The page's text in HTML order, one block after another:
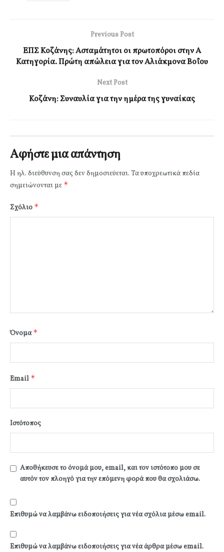
Previous Post
ΕΠΣ Κοζάνης: Ασταμάτητοι οι πρωτοπόροι στην Α
Κατηγορία. Πρώτη απώλεια για τον Αλιάκμονα Βοΐου
Next Post
Κοζάνη: Συναυλία για την ημέρα της γυναίκας
Αφήστε μια απάντηση
Η ηλ. διεύθυνση σας δεν δημοσιεύεται. Τα υποχρεωτικά πεδία
σημειώνονται με *
Σχόλιο *
Όνομα*
Email *
Ιστότοπος
Αποθήκευσε το όνομά μου, email, και τον ιστότοπο μου σε
αυτόν τον πλοηγό για την επόμενη φορά που θα σχολιάσω.
Επιθυμώ να λαμβάνω ειδοποιήσεις για νέα σχόλια μέσω email.
Επιθυμώ να λαμβάνω ειδοποιήσεις για νέα άρθρα μέσω email.